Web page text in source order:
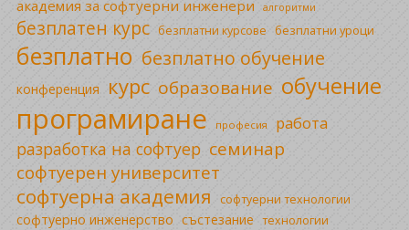
академия за софтуерни инженери алгоритми
безплатен курс безплатни курсове безплатни уроци
безплатно безплатно обучение
конференция курс образование обучение
програмиране професия работа
разработка на софтуер семинар
софтуерен университет
софтуерна академия софтуерни технологии
софтуерно инженерство състезание технологии